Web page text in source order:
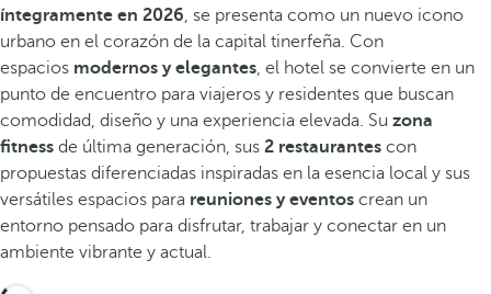
íntegramente en 2026, se presenta como un nuevo icono
urbano en el corazón de la capital tinerfeña. Con
espacios modernos y elegantes, el hotel se convierte en un
punto de encuentro para viajeros y residentes que buscan
comodidad, diseño y una experiencia elevada. Su zona
fitness de última generación, sus 2 restaurantes con
propuestas diferenciadas inspiradas en la esencia local y sus
versátiles espacios para reuniones y eventos crean un
entorno pensado para disfrutar, trabajar y conectar en un
ambiente vibrante y actual.